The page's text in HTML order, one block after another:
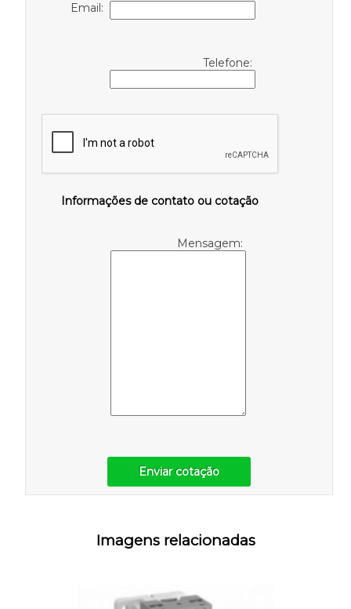
Email:
Telefone:
Informações de contato ou cotação
Mensagem:
Enviar cotação
Imagens relacionadas